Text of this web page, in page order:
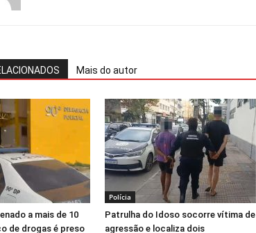
Mais do autor
a mais de 10
de drogas é preso
Polícia
Patrulha do Idoso socorre vítima de
agressão e localiza dois